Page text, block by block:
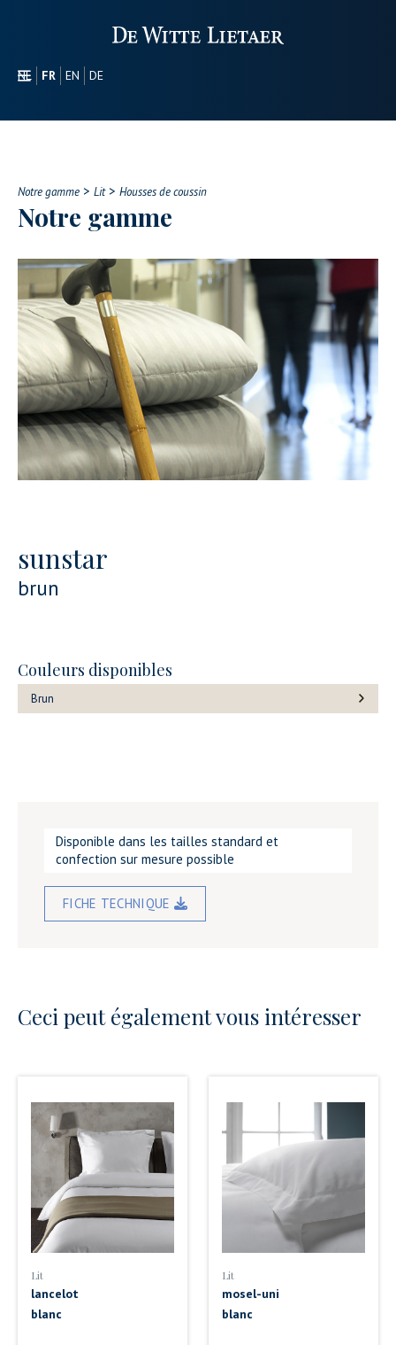
NL FR EN
DE
NOTRE GAMME
CONTACT
Notre gamme > Lit> Housses de coussin
Notre gamme
sunstar
brun
Couleurs disponibles
Brun
Disponible dans les tailles standard et
confection sur mesure possible
FICHE TECHNIQUE
Ceci peut également vous intéresser
Lit
lancelot
blanc
Lit
mosel-uni
blanc